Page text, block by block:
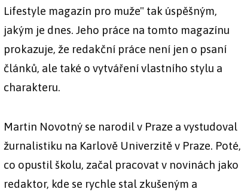
Lifestyle magazín pro muže" tak úspěšným,
jakým je dnes. Jeho práce na tomto magazínu
prokazuje, že redakční práce není jen o psaní
článků, ale také o vytváření vlastního stylu a
charakteru.
Martin Novotný se narodil v Praze a vystudoval
žurnalistiku na Karlově Univerzitě v Praze. Poté,
co opustil školu, začal pracovat v novinách jako
redaktor, kde se rychle stal zkušeným a